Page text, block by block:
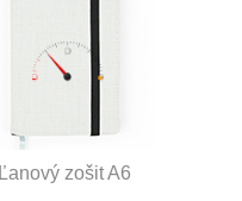
Ľanový zošit A6